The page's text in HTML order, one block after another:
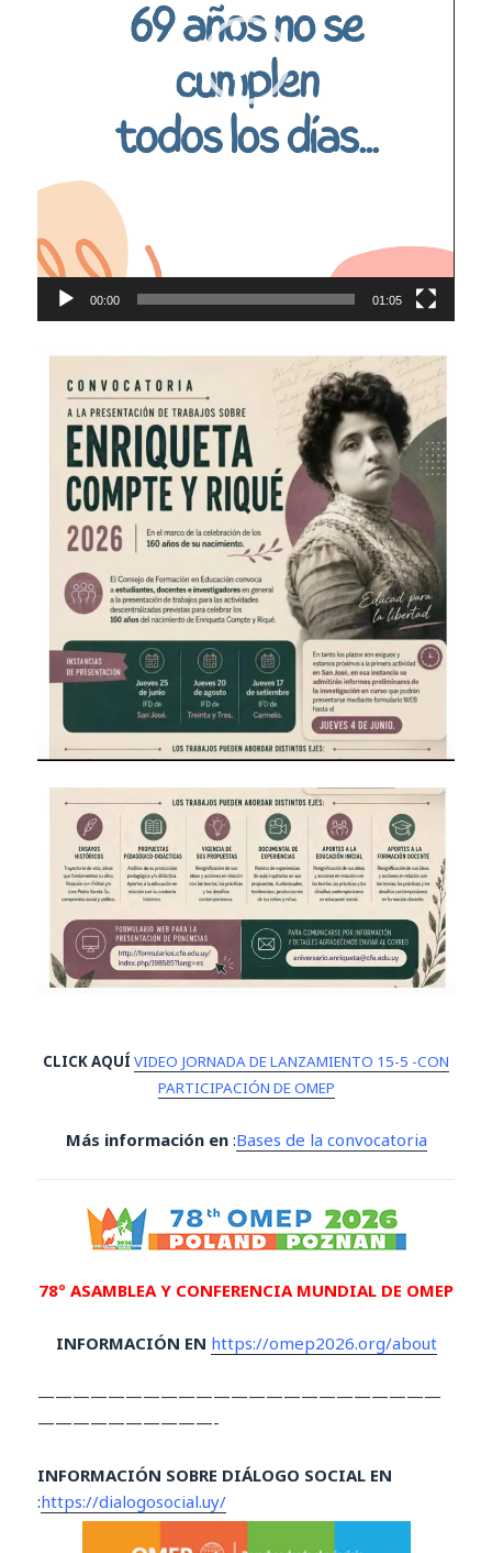
00:00 01:05
CLICK AQUÍ VIDEO JORNADA DE LANZAMIENTO 15-5 -CON
PARTICIPACIÓN DE OMEP
Más información en:Bases de la convocatoria
78º ASAMBLEA Y CONFERENCIA MUNDIAL DE OMEP
INFORMACIÓN EN https://omep2026.org/about
———————————————————————
——————————-
INFORMACIÓN SOBRE DIÁLOGO SOCIAL EN
:https://dialogosocial.uy/